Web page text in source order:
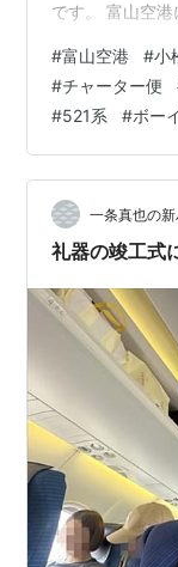
です。 富山空
も見れました。
た！！ 4/11撮
JAL187便 まず
が登板でした。
到…
#富山空港 #小
#チャーター便
#521系 #ボー
一条真也の
礼器の竣工式